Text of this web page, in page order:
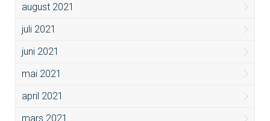
august 2021
juli 2021
juni 2021
mai 2021
april 2021
mars 2021